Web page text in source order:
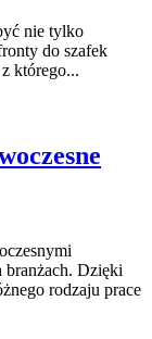
nie tylko
do szafek
którego...
branżach. Dzięki
rodzaju prace